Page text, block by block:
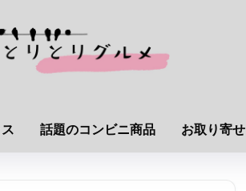
話題のコンビニ商品 お取り寄せ